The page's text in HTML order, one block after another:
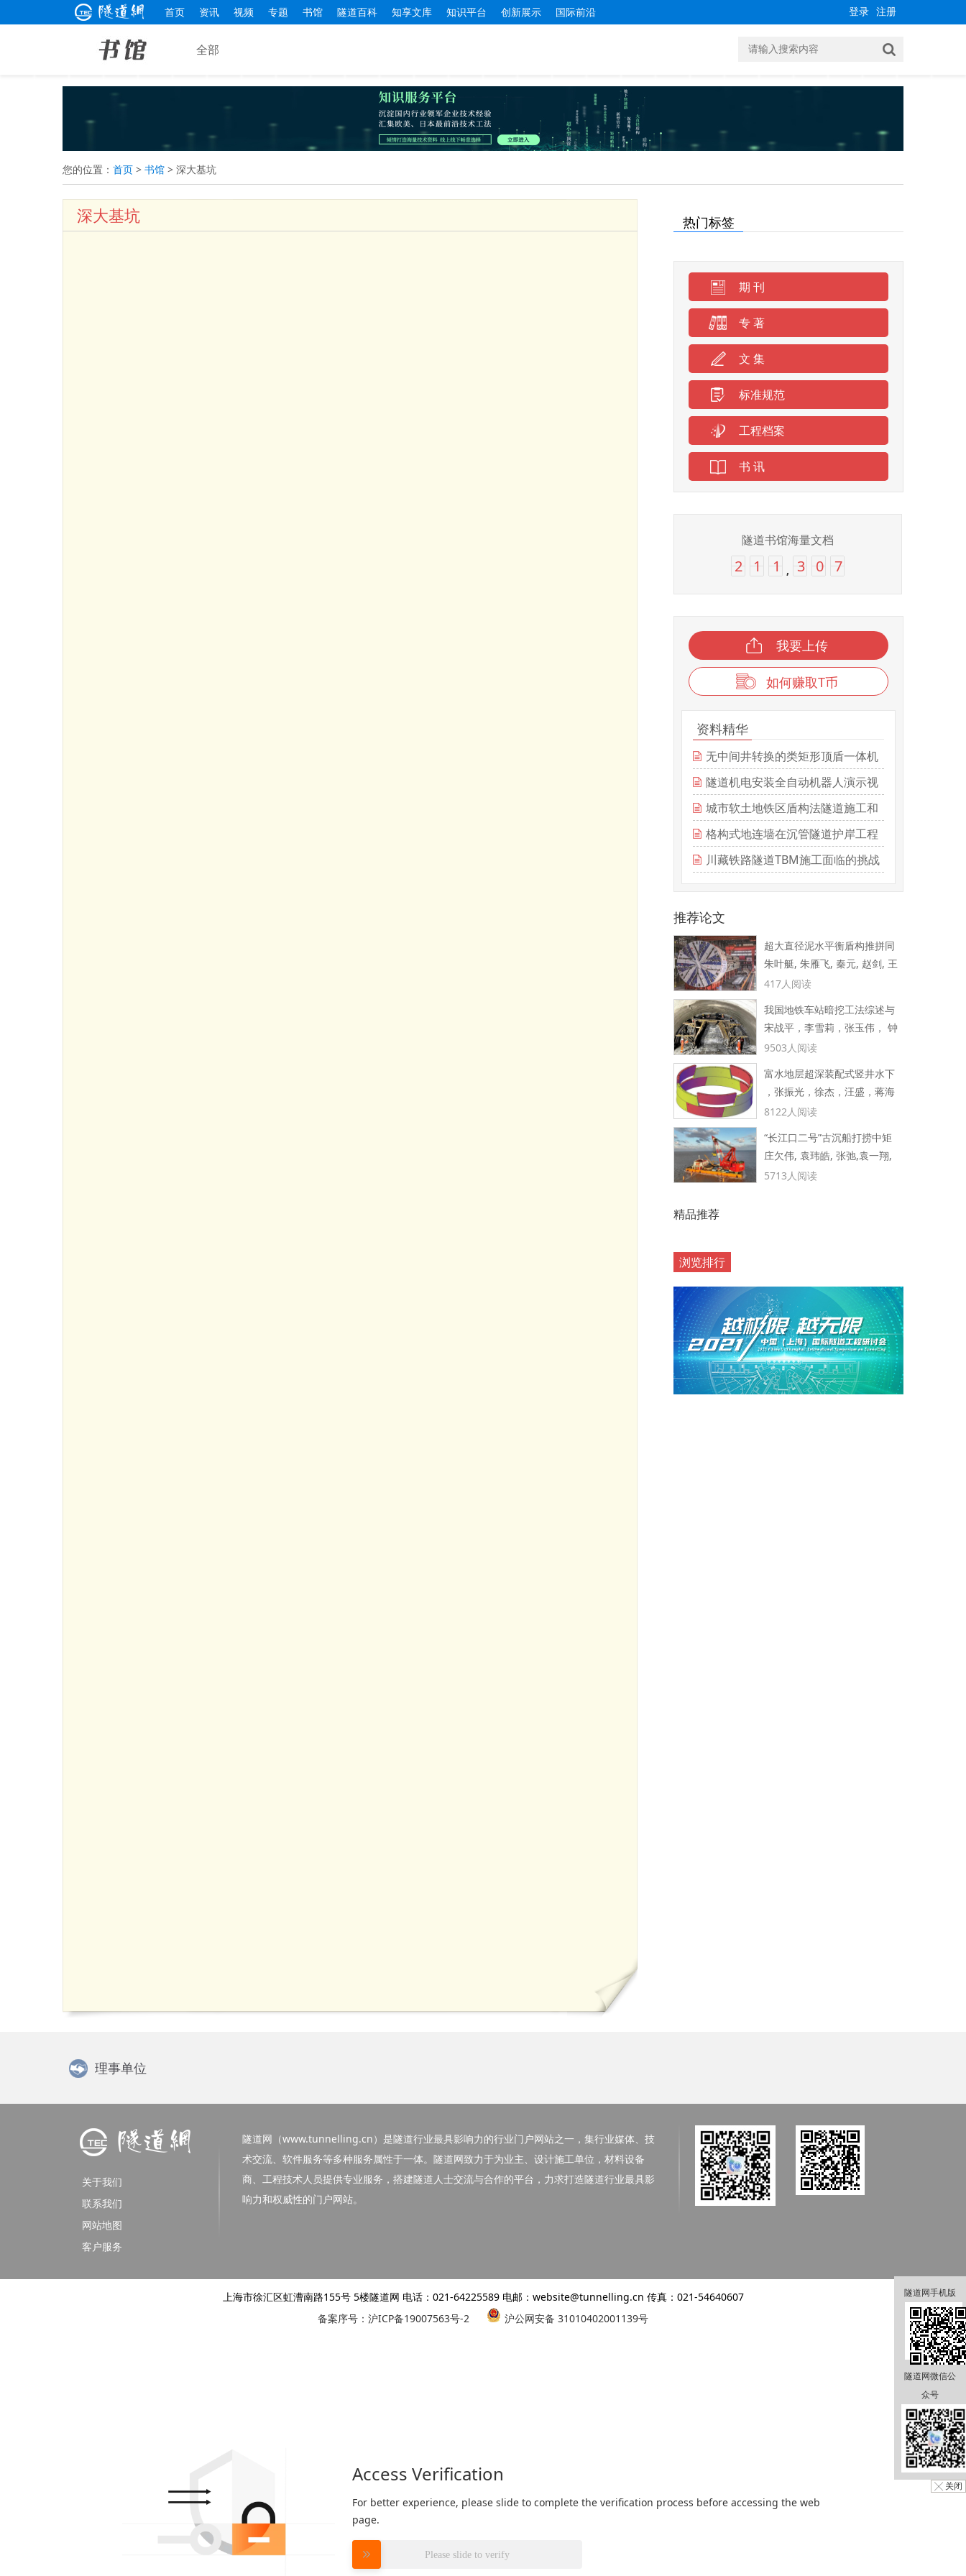
首页 资讯 视频 专题 书馆 隧道百科 知享文库 知识平台 创新展示 国际前沿 注册
登录
全部
您的位置： 首页 > 书馆 > 深大基坑
深大基坑 热门标签
期 刊
专 著
文 集
标准规范
工程档案
书 讯
隧道书馆海量文档
2 1 1 , 3 0 7
我要上传
如何赚取T币
资料精华
无中间井转换的类矩形顶盾一体机
的研制---潘汪洋
隧道机电安装全自动机器人演示视
频-从支架定位到螺丝安装
城市软土地铁区盾构法隧道施工和
运营风险的人工智能预测与监控
及...
格构式地连墙在沉管隧道护岸工程
中的应用
川藏铁路隧道TBM施工面临的挑战
与技术创新
推荐论文
超大直径泥水平衡盾构推拼同
步技术工程实践
朱叶艇, 朱雁飞, 秦元, 赵剑, 王
志华, 龚卫
417人阅读
我国地铁车站暗挖工法综述与
展望
宋战平，李雪莉，张玉伟， 钟
仕明，石 卫
9503人阅读
富水地层超深装配式竖井水下
机械法掘进施工技术 ———以
南京某沉井式停车设施建设项
目为例
，张振光，徐杰，汪盛，蒋海
里，郝亮， 付武荣，
8122人阅读
“长江口二号”古沉船打捞中矩
形曲线底幕法机械及构造设计
关键技术
庄欠伟, 袁玮皓, 张弛,袁一翔,
李炎龙,周东荣
5713人阅读
精品推荐
浏览排行
理事单位
关于我们
联系我们
网站地图
客户服务
隧道网（www.tunnelling.cn） 是隧道行业最具影响力的行业门户网站之一，集行业媒体、技
术交流、软件服务等多种服务属性于一体。隧道网致力于为业主、设计施工单位，材料设备
商、工程技术人员提供专业服务，搭建隧道人士交流与合作的平台，力求打造隧道行业最具影
响力和权威性的门户网站。
上海市徐汇区虹漕南路155号 5楼隧道网 电话：021-64225589 电邮：website@tunnelling.cn 传真：021-54640607
备案序号：沪ICP备19007563号-2
沪公网安备 31010402001139号
隧道网手机版
隧道网微信公
众号
╳ 关闭
Access Verification
For better experience, please slide to complete the verification process before accessing the web
page.
Please slide to verify